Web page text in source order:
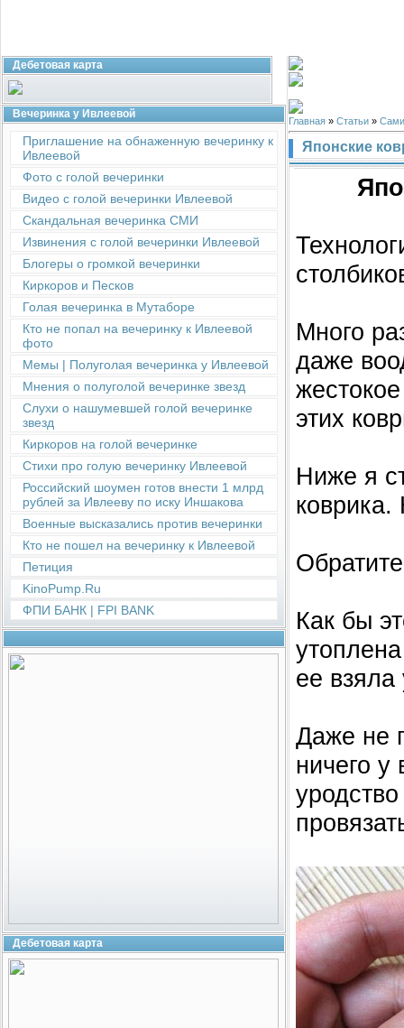
Дебетовая карта
Вечеринка у Ивлеевой
Приглашение на обнаженную вечеринку к
Ивлеевой
Фото с голой вечеринки
Видео с голой вечеринки Ивлеевой
Скандальная вечеринка СМИ
Извинения с голой вечеринки Ивлеевой
Блогеры о громкой вечеринки
Киркоров и Песков
Голая вечеринка в Мутаборе
Кто не попал на вечеринку к Ивлеевой
фото
Мемы | Полуголая вечеринка у Ивлеевой
Мнения о полуголой вечеринке звезд
Слухи о нашумевшей голой вечеринке
звезд
Киркоров на голой вечеринке
Стихи про голую вечеринку Ивлеевой
Российский шоумен готов внести 1 млрд
рублей за Ивлееву по иску Иншакова
Военные высказались против вечеринки
Кто не пошел на вечеринку к Ивлеевой
Петиция
KinoPump.Ru
ФПИ БАНК | FPI BANK
Дебетовая карта
Главная » Статьи »
Японские
Много
даже
этих
Ниже я
коврика.
Как бы
ее
Даже не
ничего у